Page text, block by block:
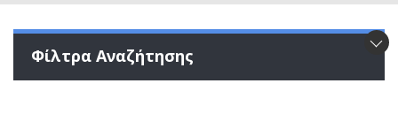
Φίλτρα Αναζήτησης